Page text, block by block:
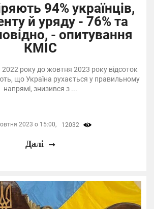
94% українців,
й уряду - 76% та
- опитування
КМІС
2022 року до жовтня 2023 року відсоток
що Україна рухається у правильному
напрямі, знизився з ...
2023 о 15:00, 12032
Далі